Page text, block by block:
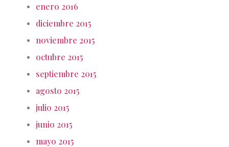
enero 2016
diciembre 2015
noviembre 2015
octubre 2015
septiembre 2015
agosto 2015
julio 2015
junio 2015
mayo 2015